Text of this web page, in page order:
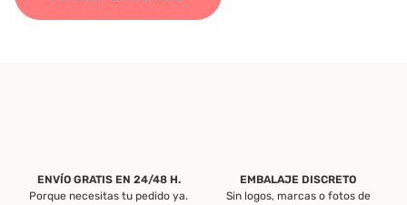
|
ENVÍO GRATIS EN 24/48 H.
Porque necesitas tu pedido ya.
EMBALAJE DISCRETO
Sin logos, marcas o fotos de